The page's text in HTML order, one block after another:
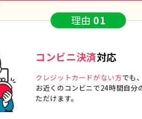
理由 01
コンビニ決済対応
クレジットカードがない方でも
お近くのコンビニで24時間自分
ただけます。